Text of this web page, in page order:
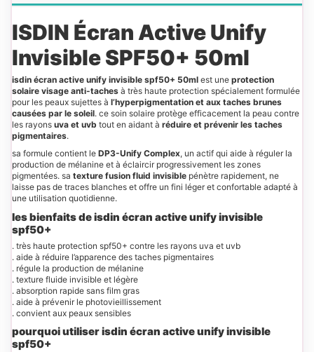
ISDIN Écran Active Unify
Invisible SPF50+ 50ml
isdin écran active unify invisible spf50+ 50ml est une protection
solaire visage anti-taches à très haute protection spécialement formulée
pour les peaux sujettes à l’hyperpigmentation et aux taches brunes
causées par le soleil. ce soin solaire protège efficacement la peau contre
les rayons uva et uvb tout en aidant à réduire et prévenir les taches
pigmentaires.
sa formule contient le DP3-Unify Complex, un actif qui aide à réguler la
production de mélanine et à éclaircir progressivement les zones
pigmentées. sa texture fusion fluid invisible pénètre rapidement, ne
laisse pas de traces blanches et offre un fini léger et confortable adapté à
une utilisation quotidienne.
les bienfaits de isdin écran active unify invisible
spf50+
. très haute protection spf50+ contre les rayons uva et uvb
. aide à réduire l’apparence des taches pigmentaires
. régule la production de mélanine
. texture fluide invisible et légère
. absorption rapide sans film gras
. aide à prévenir le photovieillissement
. convient aux peaux sensibles
pourquoi utiliser isdin écran active unify invisible
spf50+